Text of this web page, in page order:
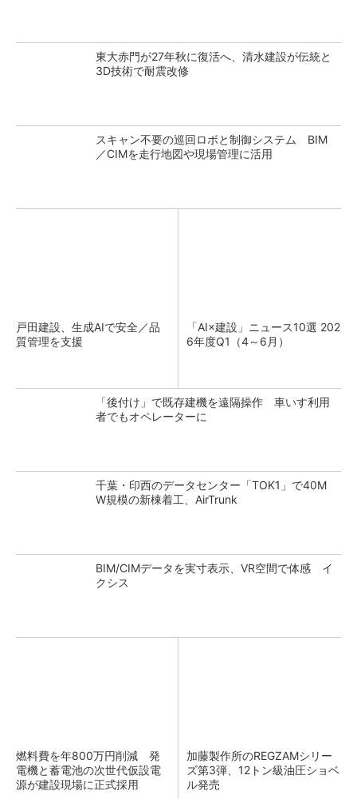
東大赤門が27年秋に復活へ、清水建設が伝統と
3D技術で耐震改修
スキャン不要の巡回ロボと制御システム BIM
／CIMを走行地図や現場管理に活用
戸田建設、生成AIで安全／品
質管理を支援
「AI×建設」ニュース10選 202
6年度Q1（4～6月）
「後付け」で既存建機を遠隔操作 車いす利用
者でもオペレーターに
千葉・印西のデータセンター「TOK1」で40M
W規模の新棟着工、AirTrunk
BIM/CIMデータを実寸表示、VR空間で体感 イ
クシス
燃料費を年800万円削減 発
電機と蓄電池の次世代仮設電
源が建設現場に正式採用
加藤製作所のREGZAMシリー
ズ第3弾、12トン級油圧ショベ
ル発売